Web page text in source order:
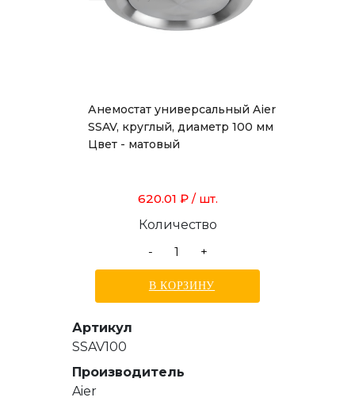
Анемостат универсальный Aier
SSAV, круглый, диаметр 100 мм
Цвет - матовый
620.01 ₽ / шт.
Количество
-
+
В КОРЗИНУ
Артикул
SSAV100
Производитель
Aier